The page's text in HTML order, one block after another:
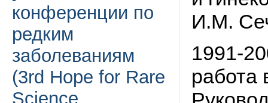
конференции по
редким
заболеваниям
(3rd Hope for Rare
Science
И.М.
1991-